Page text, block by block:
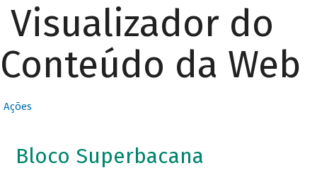
Visualizador do
Conteúdo da Web
Ações
Bloco Superbacana